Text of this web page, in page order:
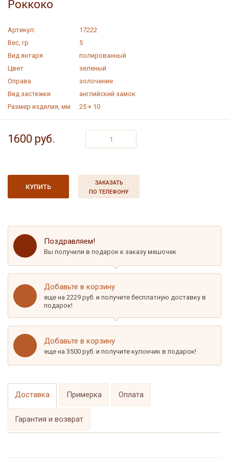
Иконы
Картины Серьги
Колье Сувениры
Комплекты Шкатулки
Янтарная россыпь
Роккоко
Артикул:
17222
Вес, гр
5
Вид янтаря
полированный
Цвет
зеленый
Оправа
золочение
Вид застежки
английский замок
Размер изделия, мм
25 × 10
1600 руб.
КУПИТЬ
ЗАКАЗАТЬ
ПО ТЕЛЕФОНУ
Поздравляем!
Вы получили в подарок к заказу мешочек
Добавьте в корзину
еще на 2229 руб. и получите бесплатную доставку в
подарок!
Добавьте в корзину
еще на 3500 руб. и получите кулончик в подарок!
Доставка Примерка Оплата
Гарантия и возврат